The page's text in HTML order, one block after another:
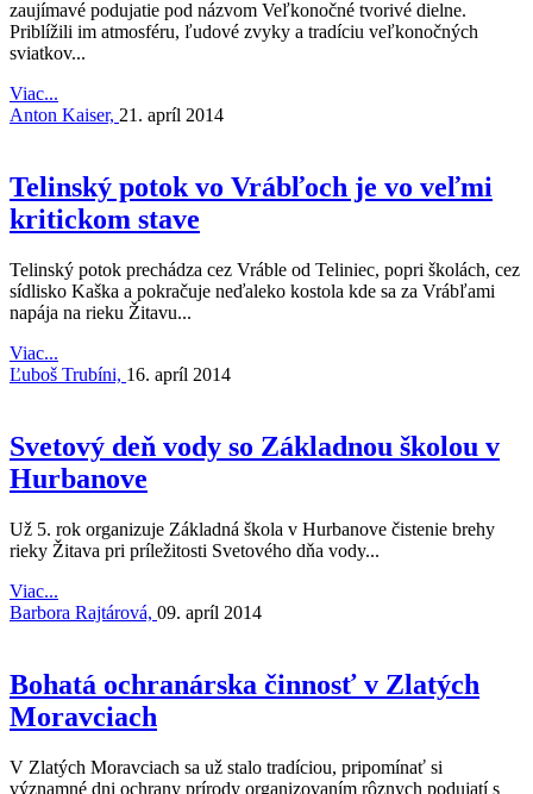
zaujímavé podujatie pod názvom Veľkonočné tvorivé dielne.
Priblížili im atmosféru, ľudové zvyky a tradíciu veľkonočných
sviatkov...
Viac...
Anton Kaiser, 21. apríl 2014
Telinský potok vo Vrábľoch je vo veľmi
kritickom stave
Telinský potok prechádza cez Vráble od Teliniec, popri školách, cez
sídlisko Kaška a pokračuje neďaleko kostola kde sa za Vrábľami
napája na rieku Žitavu...
Viac...
Ľuboš Trubíni, 16. apríl 2014
Svetový deň vody so Základnou školou v
Hurbanove
Už 5. rok organizuje Základná škola v Hurbanove čistenie brehy
rieky Žitava pri príležitosti Svetového dňa vody...
Viac...
Barbora Rajtárová, 09. apríl 2014
Bohatá ochranárska činnosť v Zlatých
Moravciach
V Zlatých Moravciach sa už stalo tradíciou, pripomínať si
významné dni ochrany prírody organizovaním rôznych podujatí s